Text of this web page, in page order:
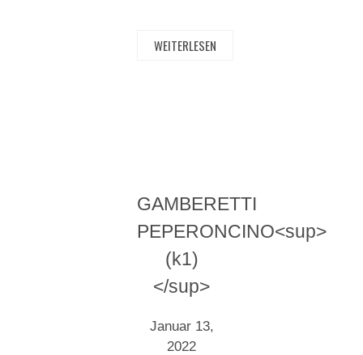
WEITERLESEN
GAMBERETTI
PEPERONCINO<sup>
(k1)
</sup>
Januar 13,
2022